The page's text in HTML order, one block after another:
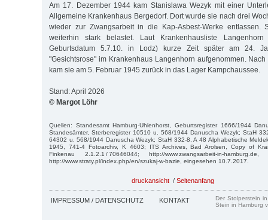
Am 17. Dezember 1944 kam Stanislawa Wezyk mit einer
Allgemeine Krankenhaus Bergedorf. Dort wurde sie nach drei
wieder zur Zwangsarbeit in die Kap-Asbest-Werke entlassen.
weiterhin stark belastet. Laut Krankenhausliste
Geburtsdatum 5.7.10. in Lodz) kurze Zeit später am 24.
"Gesichtsrose" im Krankenhaus Langenhorn aufgenommen. Nach
kam sie am 5. Februar 1945 zurück in das Lager Kampchaussee.
Stand: April 2026
© Margot Löhr
Quellen: Standesamt Hamburg-Uhlenhorst, Geburtsregister 1666/1944
Standesämter, Sterberegister 10510 u. 568/1944 Danuscha Wezyk; StaH
64302 u. 568/1944 Danuscha Wezyk; StaH 332-8, A 48 Alphabetische
1945, 741-4 Fotoarchiv, K 4603; ITS Archives, Bad Arolsen, Copy of
Finkenau 2.1.2.1 / 70646044; http://www.zwangsarbeit-in-
http://www.straty.pl/index.php/en/szukaj-w-bazie, eingesehen 10.7.2017.
druckansicht / Seitenanfang
IMPRESSUM / DATENSCHUTZ KONTAKT
Der Stolperstein
Stein in Hamburg